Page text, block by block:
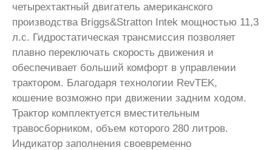
четырехтактный двигатель американского
производства Briggs&Stratton Intek мощностью 11,3
л.с. Гидростатическая трансмиссия позволяет
плавно переключать скорость движения и
обеспечивает больший комфорт в управлении
трактором. Благодаря технологии RevTEK,
кошение возможно при движении задним ходом.
Трактор комплектуется вместительным
травосборником, объем которого 280 литров.
Индикатор заполнения своевременно